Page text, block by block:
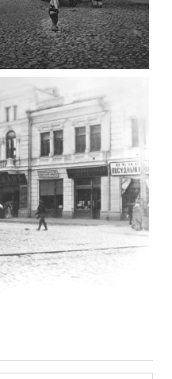
ВУЛ.
Фото Житомира період
1917 року
Leave a comment
1903 РОКУ